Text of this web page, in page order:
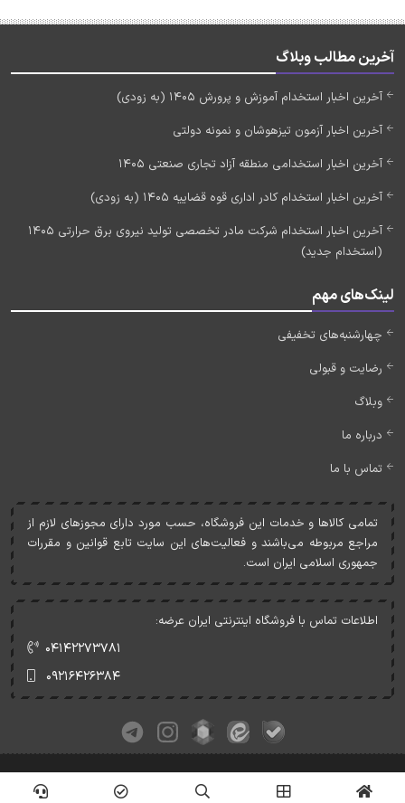
آخرین مطالب وبلاگ
آخرین اخبار استخدام آموزش و پرورش 1405 (به زودی)
آخرین اخبار آزمون تیزهوشان و نمونه دولتی
آخرین اخبار استخدامی منطقه آزاد تجاری صنعتی 1405
آخرین اخبار استخدام کادر اداری قوه قضاییه 1405 (به زودی)
آخرین اخبار استخدام شرکت مادر تخصصی تولید نیروی برق حرارتی 1405
(استخدام جدید)
لینک‌های مهم
چهارشنبه‌های تخفیفی
رضایت و قبولی
وبلاگ
درباره ما
تماس با ما
تمامی کالاها و خدمات اين فروشگاه، حسب مورد دارای مجوزهای لازم از
مراجع مربوطه می‌باشند و فعاليت‌های اين سايت تابع قوانين و مقررات
جمهوری اسلامی ايران است.
اطلاعات تماس با فروشگاه اینترنتی ایران عرضه:
۰۴۱۴۲۲۷۳۷۸۱
۰۹۲۱۶۴۲۶۳۸۴
کلیه حقوق این وبسایت متعلق به ایران عرضه می‌باشد.